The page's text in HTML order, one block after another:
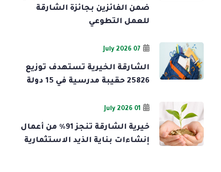
ضمن الفائزين بجائزة الشارقة
للعمل التطوعي
07 July 2026
الشارقة الخيرية تستهدف توزيع
25826 حقيبة مدرسية في 15 دولة
01 July 2026
خيرية الشارقة تنجز 91% من أعمال
إنشاءات بناية الذيد الاستثمارية